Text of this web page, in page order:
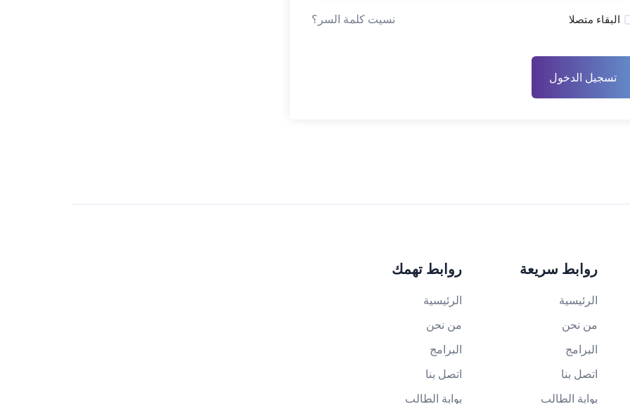
البقاء متصلا نسيت كلمة السر؟
تسجيل الدخول
روابط سريعة
الرئيسية
من نحن
البرامج
اتصل بنا
بوابة الطالب
روابط تهمك
الرئيسية
من نحن
البرامج
اتصل بنا
بوابة الطالب